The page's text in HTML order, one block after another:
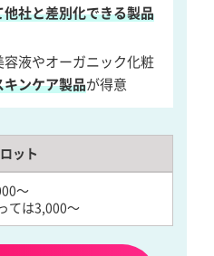
社と差別化できる製品
液やオーガニック化粧
ンケア製品が得意
ット
～
ては3,000～